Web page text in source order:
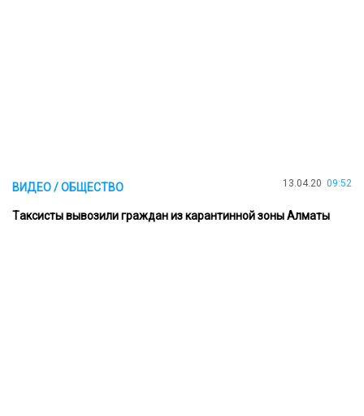
ВИДЕО / ОБЩЕСТВО 13.04.20 09:52
Tаксисты вывозили граждан из карантинной зоны Алматы